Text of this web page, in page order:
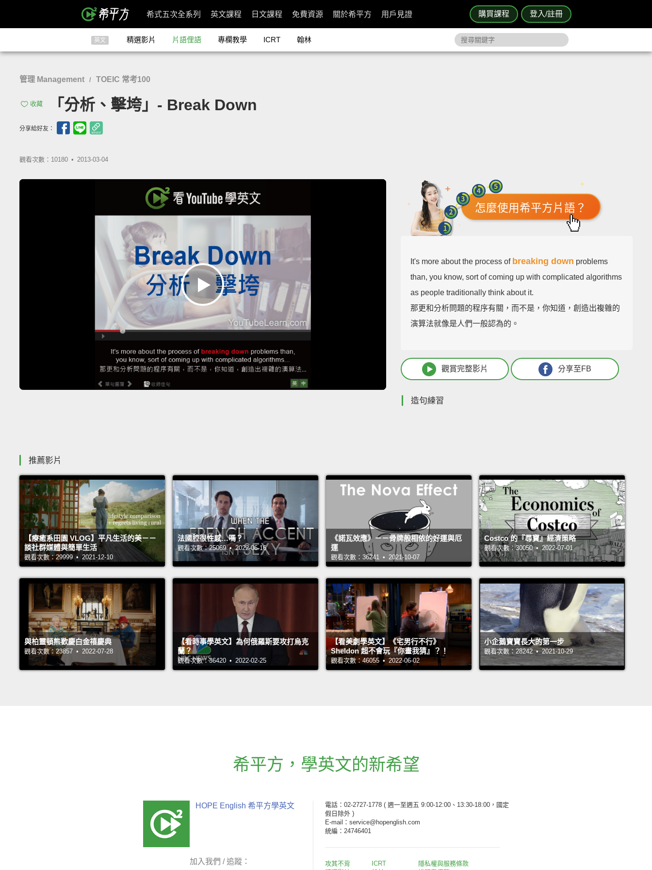
購買課程 登入/註冊
希式五次全系列 英文課程 日文課程 免費資源 關於希平方 用戶見證
英文 精選影片 片語俚語 專欄教學 ICRT 翰林
管理 Management / TOEIC 常考100
收藏 「分析、擊垮」- Break Down
分享給好友：
觀看次數：10180 • 2013-03-04
怎麼使用希平方片語？
It's more about the process of breaking down problems
than, you know, sort of coming up with complicated algorithms
as people traditionally think about it.
那更和分析問題的程序有關，而不是，你知道，創造出複雜的
演算法就像是人們一般認為的。
觀賞完整影片 分享至FB
造句練習
推薦影片
【療癒系田園 VLOG】平凡生活的美－－
談社群媒體與簡單生活
觀看次數：29999 • 2021-12-10
法國腔很性感…嗎？
觀看次數：25069 • 2022-06-16
《諾瓦效應》－－骨牌般相依的好運與厄
運
觀看次數：36241 • 2021-10-07
Costco 的『尋寶』經濟策略
觀看次數：30050 • 2022-07-01
與柏靈頓熊歡慶白金禧慶典
觀看次數：23857 • 2022-07-28
【看時事學英文】為何俄羅斯要攻打烏克
蘭？
觀看次數：36420 • 2022-02-25
【看美劇學英文】《宅男行不行》
Sheldon 超不會玩『你畫我猜』？！
觀看次數：46055 • 2022-06-02
小企鵝寶寶長大的第一步
觀看次數：28242 • 2021-10-29
希平方 ， 學英文的新希望
HOPE English 希平方學英文
加入我們 / 追蹤：
電話：02-2727-1778 ( 週一至週五 9:00-12:00、13:30-18:00，國定
假日除外 )
E-mail：service@hopenglish.com
統編：24746401
攻其不背
ICRT
隱私權與服務條款